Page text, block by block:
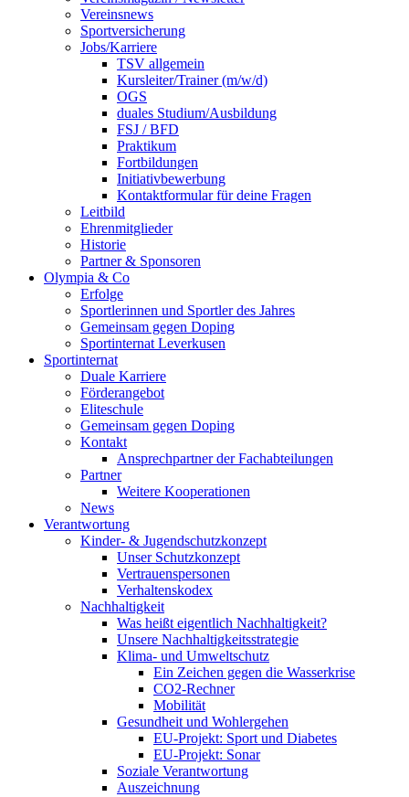
Vereinsnews
Sportversicherung
Jobs/Karriere
TSV allgemein
Kursleiter/Trainer (m/w/d)
OGS
duales Studium/Ausbildung
FSJ / BFD
Praktikum
Fortbildungen
Initiativbewerbung
Kontaktformular für deine Fragen
Leitbild
Ehrenmitglieder
Historie
Partner & Sponsoren
Olympia & Co
Erfolge
Sportlerinnen und Sportler des Jahres
Gemeinsam gegen Doping
Sportinternat Leverkusen
Sportinternat
Duale Karriere
Förderangebot
Eliteschule
Gemeinsam gegen Doping
Kontakt
Ansprechpartner der Fachabteilungen
Partner
Weitere Kooperationen
News
Verantwortung
Kinder- & Jugendschutzkonzept
Unser Schutzkonzept
Vertrauenspersonen
Verhaltenskodex
Nachhaltigkeit
Was heißt eigentlich Nachhaltigkeit?
Unsere Nachhaltigkeitsstrategie
Klima- und Umweltschutz
Ein Zeichen gegen die Wasserkrise
CO2-Rechner
Mobilität
Gesundheit und Wohlergehen
EU-Projekt: Sport und Diabetes
EU-Projekt: Sonar
Soziale Verantwortung
Auszeichnung